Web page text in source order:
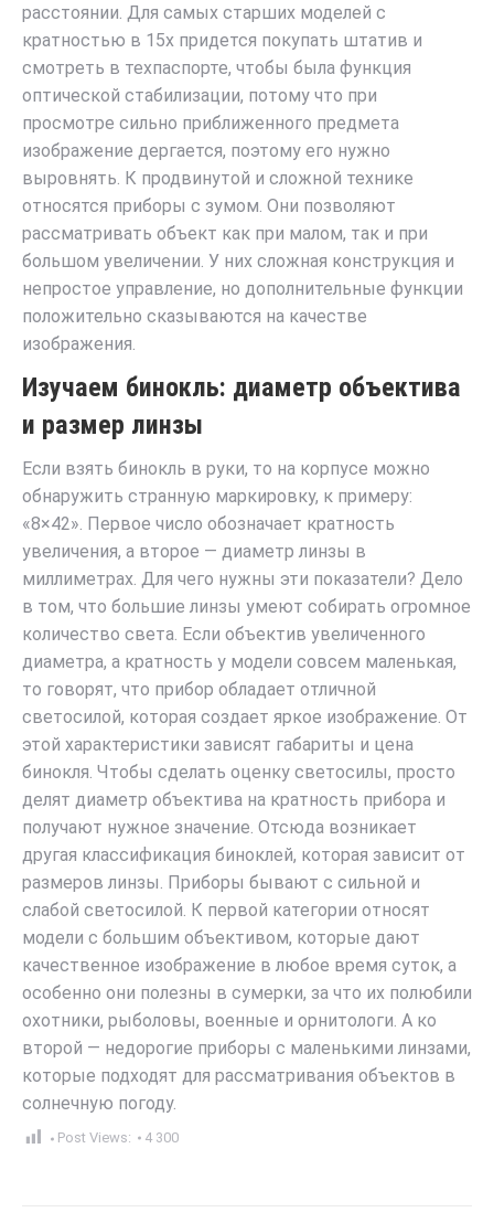
расстоянии. Для самых старших моделей с
кратностью в 15x придется покупать штатив и
смотреть в техпаспорте, чтобы была функция
оптической стабилизации, потому что при
просмотре сильно приближенного предмета
изображение дергается, поэтому его нужно
выровнять. К продвинутой и сложной технике
относятся приборы с зумом. Они позволяют
рассматривать объект как при малом, так и при
большом увеличении. У них сложная конструкция и
непростое управление, но дополнительные функции
положительно сказываются на качестве
изображения.
Изучаем бинокль: диаметр объектива
и размер линзы
Если взять бинокль в руки, то на корпусе можно
обнаружить странную маркировку, к примеру:
«8×42». Первое число обозначает кратность
увеличения, а второе — диаметр линзы в
миллиметрах. Для чего нужны эти показатели? Дело
в том, что большие линзы умеют собирать огромное
количество света. Если объектив увеличенного
диаметра, а кратность у модели совсем маленькая,
то говорят, что прибор обладает отличной
светосилой, которая создает яркое изображение. От
этой характеристики зависят габариты и цена
бинокля. Чтобы сделать оценку светосилы, просто
делят диаметр объектива на кратность прибора и
получают нужное значение. Отсюда возникает
другая классификация биноклей, которая зависит от
размеров линзы. Приборы бывают с сильной и
слабой светосилой. К первой категории относят
модели с большим объективом, которые дают
качественное изображение в любое время суток, а
особенно они полезны в сумерки, за что их полюбили
охотники, рыболовы, военные и орнитологи. А ко
второй — недорогие приборы с маленькими линзами,
которые подходят для рассматривания объектов в
солнечную погоду.
Post Views: 4 300